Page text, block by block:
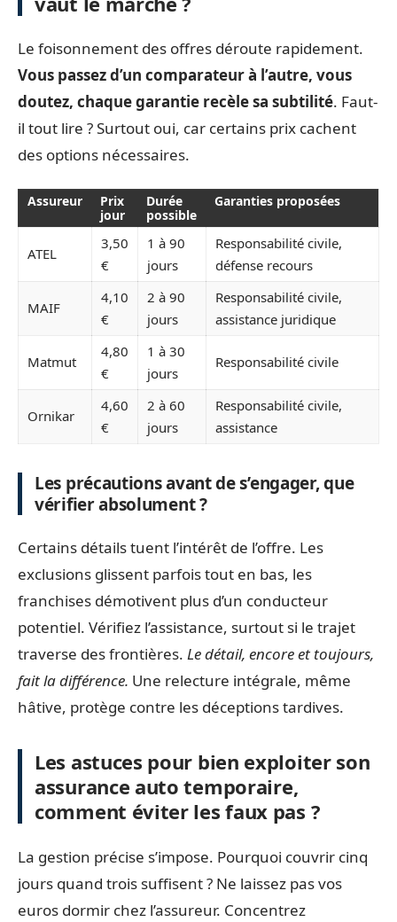
Le foisonnement des offres déroute rapidement.
Vous passez d’un comparateur à l’autre, vous
doutez, chaque garantie recèle sa subtilité. Faut-
il tout lire ? Surtout oui, car certains prix cachent
des options nécessaires.
Assureur
Prix
jour
Durée
possible
Garanties proposées
ATEL
3,50
€
1 à 90
jours
Responsabilité civile,
défense recours
MAIF
4,10
€
2 à 90
jours
Responsabilité civile,
assistance juridique
Matmut
4,80
€
1 à 30
jours
Responsabilité civile
Ornikar
4,60
€
2 à 60
jours
Responsabilité civile,
assistance
Les précautions avant de s’engager, que
vérifier absolument ?
Certains détails tuent l’intérêt de l’offre. Les
exclusions glissent parfois tout en bas, les
franchises démotivent plus d’un conducteur
potentiel. Vérifiez l’assistance, surtout si le trajet
traverse des frontières. Le détail, encore et toujours,
fait la différence. Une relecture intégrale, même
hâtive, protège contre les déceptions tardives.
Les astuces pour bien exploiter son
assurance auto temporaire,
comment éviter les faux pas ?
La gestion précise s’impose. Pourquoi couvrir cinq
jours quand trois suffisent ? Ne laissez pas vos
euros dormir chez l’assureur. Concentrez